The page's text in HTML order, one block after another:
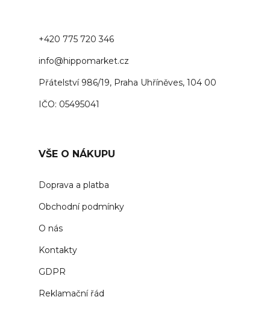
+420 775 720 346
info@hippomarket.cz
Přátelství 986/19, Praha Uhříněves, 104 00
IČO: 05495041
VŠE O NÁKUPU
Doprava a platba
Obchodní podmínky
O nás
Kontakty
GDPR
Reklamační řád